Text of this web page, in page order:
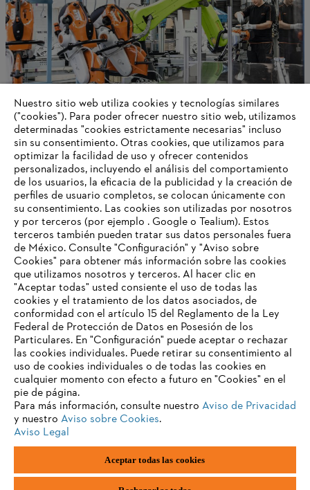
STIHL como empresa
Información para proveedores
Productos
Contacto
Carrera profesional
Sistema de denuncia de irregularidades
Política de privacidad
Información sobre cookies
Nuestro sitio web utiliza cookies y tecnologías similares
("cookies"). Para poder ofrecer nuestro sitio web, utilizamos
determinadas "cookies estrictamente necesarias" incluso
sin su consentimiento. Otras cookies, que utilizamos para
optimizar la facilidad de uso y ofrecer contenidos
personalizados, incluyendo el análisis del comportamiento
de los usuarios, la eficacia de la publicidad y la creación de
perfiles de usuario completos, se colocan únicamente con
su consentimiento. Las cookies son utilizadas por nosotros
y por terceros (por ejemplo . Google o Tealium). Estos
terceros también pueden tratar sus datos personales fuera
de México. Consulte "Configuración" y "Aviso sobre
Cookies" para obtener más información sobre las cookies
que utilizamos nosotros y terceros. Al hacer clic en
"Aceptar todas" usted consiente el uso de todas las
cookies y el tratamiento de los datos asociados, de
conformidad con el artículo 15 del Reglamento de la Ley
Federal de Protección de Datos en Posesión de los
Particulares. En "Configuración" puede aceptar o rechazar
las cookies individuales. Puede retirar su consentimiento al
uso de cookies individuales o de todas las cookies en
cualquier momento con efecto a futuro en "Cookies" en el
pie de página.
Para más información, consulte nuestro Aviso de Privacidad
y nuestro Aviso sobre Cookies.
Aviso Legal
Aceptar todas las cookies